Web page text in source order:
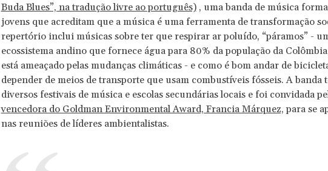
Buda Blues”, na tradução livre ao português), uma banda de música
jovens que acreditam que a música é uma ferramenta de transformação
repertório inclui músicas sobre ter que respirar ar poluído, “páramos” -
ecossistema andino que fornece água para 80% da população da
está ameaçado pelas mudanças climáticas - e como é bom andar de
depender de meios de transporte que usam combustíveis fósseis. A banda
diversos festivais de música e escolas secundárias locais e foi convidada
vencedora do Goldman Environmental Award, Francia Márquez, para se
nas reuniões de líderes ambientalistas.